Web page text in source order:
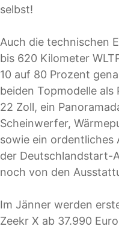
selbst!
Auch die technischen
bis 620 Kilometer
10 auf 80 Prozent
beiden Topmodelle
22 Zoll, ein
Scheinwerfer,
sowie ein ordentliches
der Deutschlandstart-
noch von den
Im Jänner werden
Zeekr X ab 37.990